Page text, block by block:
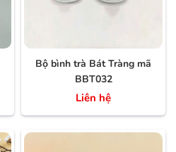
Bộ bình trà Bát Tràng mã
BBT032
Liên hệ